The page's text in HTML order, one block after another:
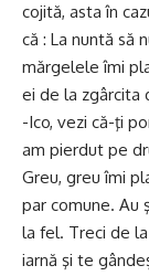
cojită, asta în
că : La nuntă să
mărgelele îmi
ei de la zgârcita
-Ico, vezi că-ţi
am pierdut pe
Greu, greu îmi
par comune. Au
la fel. Treci de
iarnă şi te